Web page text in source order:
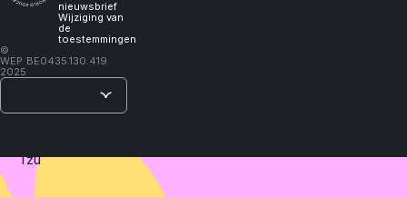
nieuwsbrief
Wijziging van
de
toestemmingen
©
WEP
2025
BE0435.130.419
will
learn."
Tzu